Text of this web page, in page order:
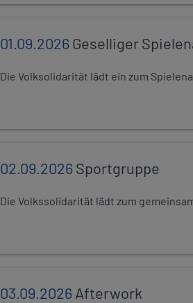
01.09.2026Geselliger
Die Volksolidarität lädt ein zum
02.09.2026Sportgruppe
Die Volkssolidarität lädt zum
03.09.2026Afterwork